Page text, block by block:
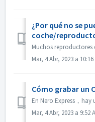
¿Por qué no se
coche/
Mar, 4 Abr, 2023 a 10:16
Cómo grabar un
Mar, 4 Abr, 2023 a 9:52